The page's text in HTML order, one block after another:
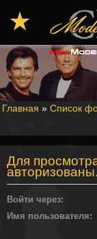
Главная » Список
Для
авторизованы.
Войти через:
Имя пользователя:
★